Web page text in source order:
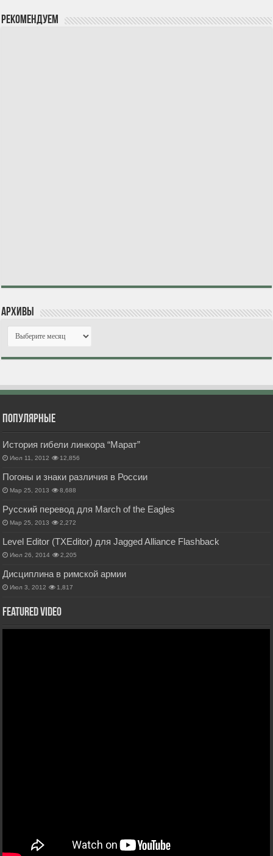
Рекомендуем
Архивы
Популярные
История гибели линкора “Марат”
Июл 11, 2012 12,856
Погоны и знаки различия в России
Мар 25, 2013 8,688
Русский перевод для March of the Eagles
Мар 25, 2013 2,272
Level Editor (TXEditor) для Jagged Alliance Flashback
Июл 26, 2014 2,205
Дисциплина в римской армии
Июл 3, 2012 1,817
Featured Video